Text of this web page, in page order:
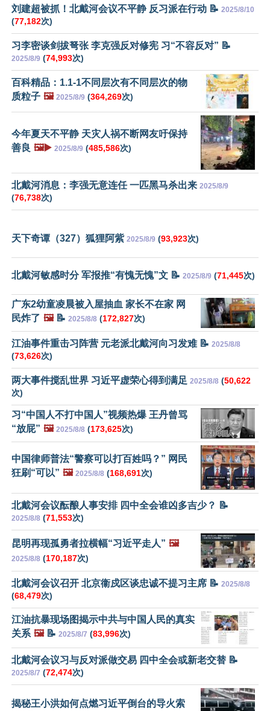
刘建超被抓！北戴河会议不平静 反习派在行动 📝 2025/8/10
(77,182次)
习李密谈剑拔弩张 李克强反对修宪 习“不容反对” 📝
2025/8/9 (74,993次)
百科精品：1.1-1不同层次有不同层次的物
质粒子 🖼️ 2025/8/9 (364,269次)
今年夏天不平静 天灾人祸不断网友吁保持
善良 🖼️▶️ 2025/8/9 (485,586次)
北戴河消息：李强无意连任 一匹黑马杀出来 2025/8/9
(76,738次)
天下奇谭（327）狐狸阿紫 2025/8/9 (93,923次)
北戴河敏感时分 军报推“有愧无愧”文 📝 2025/8/9 (71,445次)
广东2幼童凌晨被入屋抽血 家长不在家 网
民炸了 🖼️📝 2025/8/8 (172,827次)
江油事件重击习阵营 元老派北戴河向习发难 📝 2025/8/8
(73,626次)
两大事件搅乱世界 习近平虚荣心得到满足 2025/8/8 (50,622
次)
习“中国人不打中国人”视频热爆 王丹曾骂
“放屁” 🖼️ 2025/8/8 (173,625次)
中国律师普法“警察可以打百姓吗？” 网民
狂刷“可以” 🖼️ 2025/8/8 (168,691次)
北戴河会议酝酿人事安排 四中全会谁凶多吉少？ 📝
2025/8/8 (71,553次)
昆明再现孤勇者拉横幅“习近平走人” 🖼️
2025/8/8 (170,187次)
北戴河会议召开 北京衞戍区谈忠诚不提习主席 📝 2025/8/8
(68,479次)
江油抗暴现场图揭示中共与中国人民的真实
关系 🖼️📝 2025/8/7 (83,996次)
北戴河会议习与反对派做交易 四中全会或新老交替 📝
2025/8/7 (72,474次)
揭秘王小洪如何点燃习近平倒台的导火索